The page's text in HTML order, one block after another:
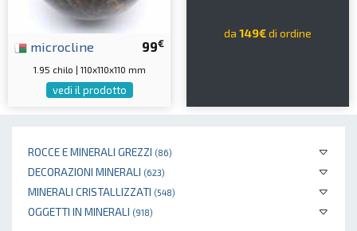
ROCCE E MINERALI GREZZI (86)
DECORAZIONI MINERALI (623)
MINERALI CRISTALLIZZATI (548)
OGGETTI IN MINERALI (918)
99€
microcline
1.95 chilo | 110x110x110 mm
vedi il prodotto
da 149€di ordine